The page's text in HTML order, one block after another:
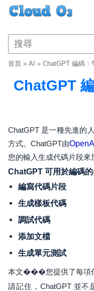
首頁 » AI » ChatGPT 編碼：
ChatGPT
ChatGPT 是一種先進的
方式。ChatGPT由OpenAI
您的輸入生成代碼片段來
ChatGPT 可用於編碼的
編寫代碼片段
生成樣板代碼
調試代碼
添加文檔
生成單元測試
本文���您提供了每項
請記住，ChatGPT 並不